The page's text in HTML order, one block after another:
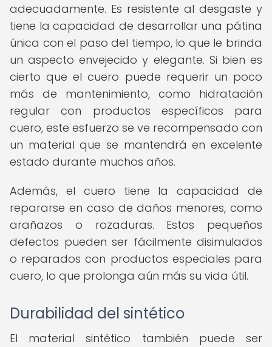
adecuadamente. Es resistente al desgaste y
tiene la capacidad de desarrollar una pátina
única con el paso del tiempo, lo que le brinda
un aspecto envejecido y elegante. Si bien es
cierto que el cuero puede requerir un poco
más de mantenimiento, como hidratación
regular con productos específicos para
cuero, este esfuerzo se ve recompensado con
un material que se mantendrá en excelente
estado durante muchos años.
Además, el cuero tiene la capacidad de
repararse en caso de daños menores, como
arañazos o rozaduras. Estos pequeños
defectos pueden ser fácilmente disimulados
o reparados con productos especiales para
cuero, lo que prolonga aún más su vida útil.
Durabilidad del sintético
El material sintético también puede ser